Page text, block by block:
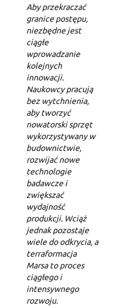
Aby przekraczać
granice postępu,
niezbędne jest
ciągłe
wprowadzanie
kolejnych
innowacji.
Naukowcy pracują
bez wytchnienia,
aby tworzyć
nowatorski sprzęt
wykorzystywany w
budownictwie,
rozwijać nowe
technologie
badawcze i
zwiększać
wydajność
produkcji. Wciąż
jednak pozostaje
wiele do odkrycia, a
terraformacja
Marsa to proces
ciągłego i
intensywnego
rozwoju.